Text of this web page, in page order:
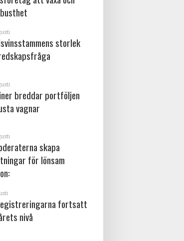
storlek
breddar portföljen
vagnar
skapa
för lönsam
fortsatt
nivå